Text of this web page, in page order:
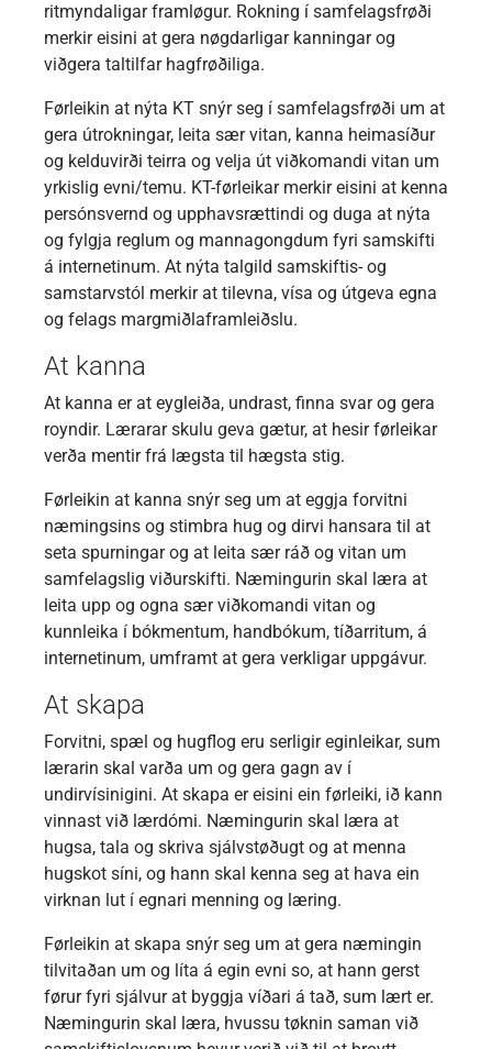
ritmyndaligar framløgur. Rokning í samfelagsfrøði
merkir eisini at gera nøgdarligar kanningar og
viðgera taltilfar hagfrøðiliga.
Førleikin at nýta KT snýr seg í samfelagsfrøði um at
gera útrokningar, leita sær vitan, kanna heimasíður
og kelduvirði teirra og velja út viðkomandi vitan um
yrkislig evni/temu. KT-førleikar merkir eisini at kenna
persónsvernd og upphavsrættindi og duga at nýta
og fylgja reglum og mannagongdum fyri samskifti
á internetinum. At nýta talgild samskiftis- og
samstarvstól merkir at tilevna, vísa og útgeva egna
og felags margmiðlaframleiðslu.
At kanna
At kanna er at eygleiða, undrast, finna svar og gera
royndir. Lærarar skulu geva gætur, at hesir førleikar
verða mentir frá lægsta til hægsta stig.
Førleikin at kanna snýr seg um at eggja forvitni
næmingsins og stimbra hug og dirvi hansara til at
seta spurningar og at leita sær ráð og vitan um
samfelagslig viðurskifti. Næmingurin skal læra at
leita upp og ogna sær viðkomandi vitan og
kunnleika í bókmentum, handbókum, tíðarritum, á
internetinum, umframt at gera verkligar uppgávur.
At skapa
Forvitni, spæl og hugflog eru serligir eginleikar, sum
lærarin skal varða um og gera gagn av í
undirvísinigini. At skapa er eisini ein førleiki, ið kann
vinnast við lærdómi. Næmingurin skal læra at
hugsa, tala og skriva sjálvstøðugt og at menna
hugskot síni, og hann skal kenna seg at hava ein
virknan lut í egnari menning og læring.
Førleikin at skapa snýr seg um at gera næmingin
tilvitaðan um og líta á egin evni so, at hann gerst
førur fyri sjálvur at byggja víðari á tað, sum lært er.
Næmingurin skal læra, hvussu tøknin saman við